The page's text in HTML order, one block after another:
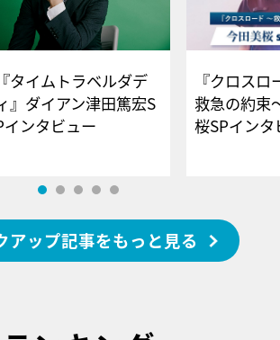
『タイムトラベルダデ
』ダイアン津田篤宏S
インタビュー
『クロス
救急の約束
桜SPイ
アップ記事をもっと見る